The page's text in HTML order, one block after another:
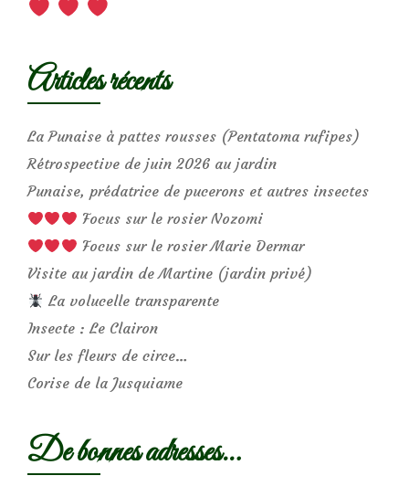
Articles récents
La Punaise à pattes rousses (Pentatoma rufipes)
Rétrospective de juin 2026 au jardin
Punaise, prédatrice de pucerons et autres insectes
Focus sur le rosier Nozomi
Focus sur le rosier Marie Dermar
Visite au jardin de Martine (jardin privé)
La volucelle transparente
Insecte : Le Clairon
Sur les fleurs de circe…
Corise de la Jusquiame
De bonnes adresses…